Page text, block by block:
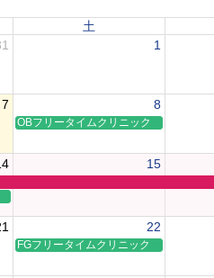
土
1
7 8
OBフリータイムクリニック
15
22
FGフリータイムクリニック